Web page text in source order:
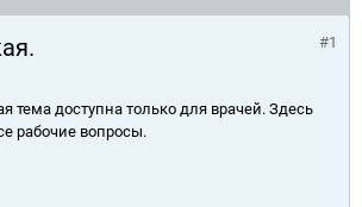
#1
тема доступна только для врачей. Здесь
рабочие вопросы.